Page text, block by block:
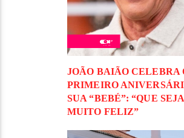
JOÃO BAIÃO CELEBRA
PRIMEIRO
SUA “BEBÉ”: “QUE SEJA
MUITO FELIZ”